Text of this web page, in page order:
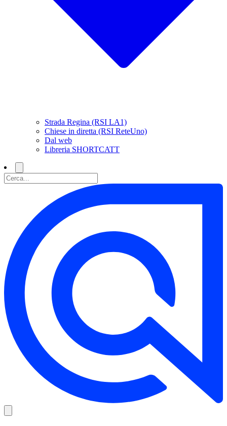
Strada Regina (RSI LA1)
Chiese in diretta (RSI ReteUno)
Dal web
Libreria SHORTCATT